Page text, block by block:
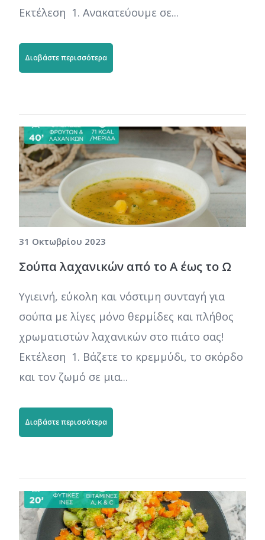
Εκτέλεση 1. Ανακατεύουμε σε...
Διαβάστε περισσότερα
31 Οκτωβρίου 2023
Σούπα λαχανικών από το Α έως το Ω
Υγιεινή, εύκολη και νόστιμη συνταγή για
σούπα με λίγες μόνο θερμίδες και πλήθος
χρωματιστών λαχανικών στο πιάτο σας!
Εκτέλεση 1. Βάζετε το κρεμμύδι, το σκόρδο
και τον ζωμό σε μια...
Διαβάστε περισσότερα